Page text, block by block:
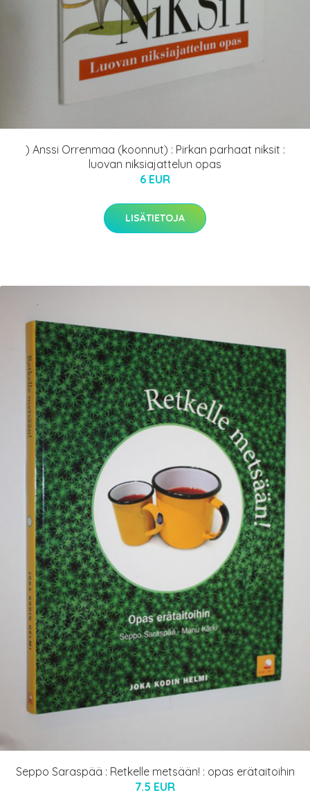
) Anssi Orrenmaa (koonnut) : Pirkan parhaat niksit :
luovan niksiajattelun opas
6 EUR
LISÄTIETOJA
Seppo Saraspää : Retkelle metsään! : opas erätaitoihin
7.5 EUR